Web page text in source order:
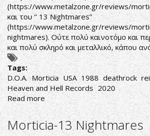
(https://www.metalzone.gr/reviews/
και του ‘’ 13 Nightmares’’
(https://www.metalzone.gr/reviews/
nightmares). Ούτε πολύ καινοτόμο και
και πολύ σκληρό και μεταλλικό, κάπου
Tags:
D.O.A. Morticia USA 1988 deathrock
Heaven and Hell Records 2020
Read more about
Morticia-
D.O.A.
Morticia-13 Nightmares